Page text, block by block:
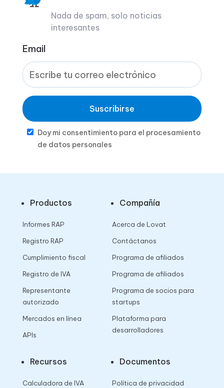
Nada de spam, solo noticias
interesantes
Email
Suscribirse
Doy mi consentimiento para el procesamiento
de datos personales
Productos
Informes RAP
Registro RAP
Cumplimiento fiscal
Registro de IVA
Representante
autorizado
Mercados en línea
APIs
Compañía
Acerca de Lovat
Contáctanos
Programa de afiliados
Programa de afiliados
Programa de socios para
startups
Plataforma para
desarrolladores
Recursos
Calculadora de IVA
Documentos
Política de privacidad